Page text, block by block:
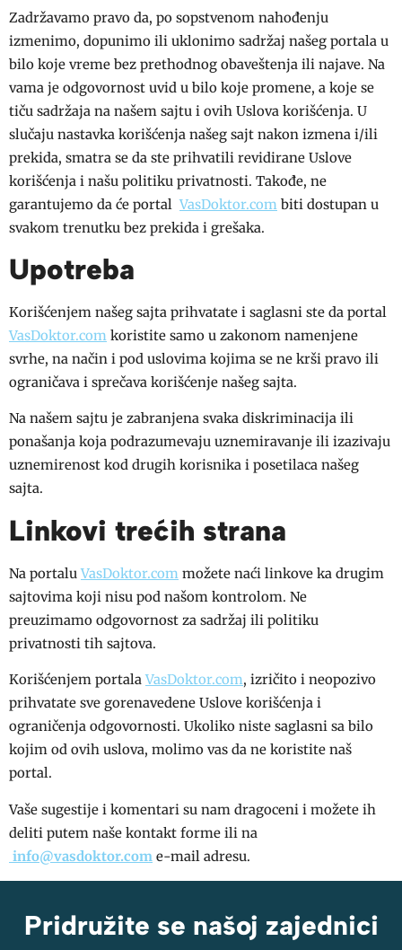
Zadržavamo pravo da, po sopstvenom nahođenju
izmenimo, dopunimo ili uklonimo sadržaj našeg portala u
bilo koje vreme bez prethodnog obaveštenja ili najave. Na
vama je odgovornost uvid u bilo koje promene, a koje se
tiču sadržaja na našem sajtu i ovih Uslova korišćenja. U
slučaju nastavka korišćenja našeg sajt nakon izmena i/ili
prekida, smatra se da ste prihvatili revidirane Uslove
korišćenja i našu politiku privatnosti. Takođe, ne
garantujemo da će portalVasDoktor.com biti dostupan u
svakom trenutku bez prekida i grešaka.
Upotreba
Korišćenjem našeg sajta prihvatate i saglasni ste da portal
VasDoktor.com koristite samo u zakonom namenjene
svrhe, na način i pod uslovima kojima se ne krši pravo ili
ograničava i sprečava korišćenje našeg sajta.
Na našem sajtu je zabranjena svaka diskriminacija ili
ponašanja koja podrazumevaju uznemiravanje ili izazivaju
uznemirenost kod drugih korisnika i posetilaca našeg
sajta.
Linkovi trećih strana
Na portaluVasDoktor.com možete naći linkove ka drugim
sajtovima koji nisu pod našom kontrolom. Ne
preuzimamo odgovornost za sadržaj ili politiku
privatnosti tih sajtova.
Korišćenjem portalaVasDoktor.com, izričito i neopozivo
prihvatate sve gorenavedene Uslove korišćenja i
ograničenja odgovornosti. Ukoliko niste saglasni sa bilo
kojim od ovih uslova, molimo vas da ne koristite naš
portal.
Vaše sugestije i komentari su nam dragoceni i možete ih
deliti putem naše kontakt forme ili na
info@vasdoktor.com e-mail adresu.
Pridružite se našoj zajednici